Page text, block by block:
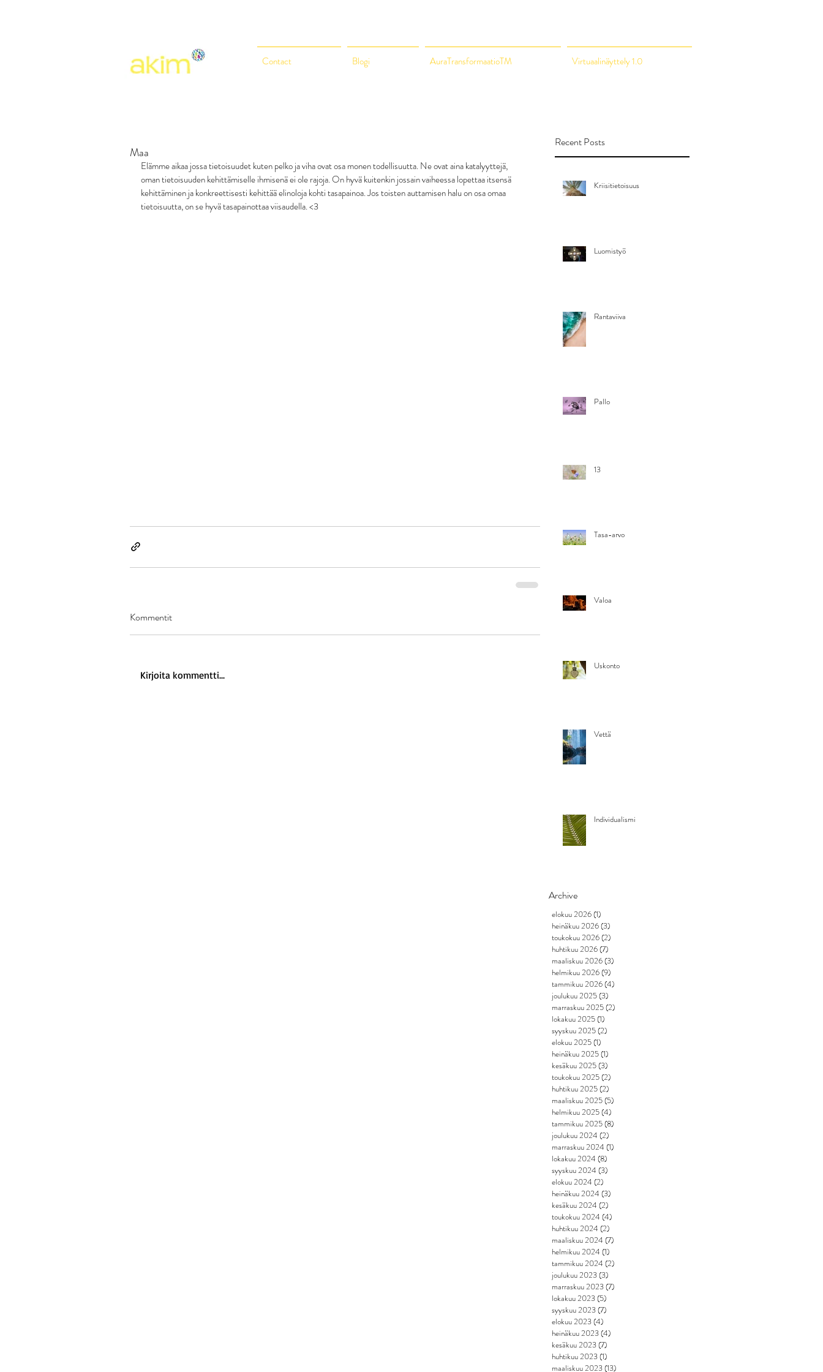
Contact Blogi AuraTransformaatioTM Virtuaalinäyttely 1.0
Maa
Elämme aikaa jossa tietoisuudet kuten pelko ja viha ovat osa monen todellisuutta. Ne ovat aina katalyyttejä,
oman tietoisuuden kehittämiselle ihmisenä ei ole rajoja. On hyvä kuitenkin jossain vaiheessa lopettaa itsensä
kehittäminen ja konkreettisesti kehittää elinoloja kohti tasapainoa. Jos toisten auttamisen halu on osa omaa
tietoisuutta, on se hyvä tasapainottaa viisaudella. <3
Kommentit
Kirjoita kommentti...
Recent Posts
Kriisitietoisuus
Luomistyö
Rantaviiva
Pallo
13
Tasa-arvo
Valoa
Uskonto
Vettä
Individualismi
Archive
elokuu 2026(1)
heinäkuu 2026(3)
toukokuu 2026(2)
huhtikuu 2026(7)
maaliskuu 2026(3)
helmikuu 2026(9)
tammikuu 2026(4)
joulukuu 2025(3)
marraskuu 2025(2)
lokakuu 2025(1)
syyskuu 2025(2)
elokuu 2025(1)
heinäkuu 2025(1)
kesäkuu 2025(3)
toukokuu 2025(2)
huhtikuu 2025(2)
maaliskuu 2025(5)
helmikuu 2025(4)
tammikuu 2025(8)
joulukuu 2024 (2)
marraskuu 2024 (1)
lokakuu 2024 (8)
syyskuu 2024 (3)
elokuu 2024 (2)
heinäkuu 2024 (3)
kesäkuu 2024 (2)
toukokuu 2024 (4)
huhtikuu 2024 (2)
maaliskuu 2024 (7)
helmikuu 2024 (1)
tammikuu 2024 (2)
joulukuu 2023(3)
marraskuu 2023(7)
lokakuu 2023(5)
syyskuu 2023(7)
elokuu 2023(4)
heinäkuu 2023(4)
kesäkuu 2023(7)
huhtikuu 2023(1)
maaliskuu 2023(13)